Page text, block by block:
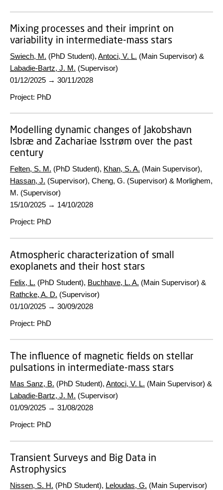
Mixing processes and their imprint on
variability in intermediate-mass stars
Swiech, M. (PhD Student), Antoci, V. L. (Main Supervisor) &
Labadie-Bartz, J. M. (Supervisor)
01/12/2025 → 30/11/2028
Project: PhD
Modelling dynamic changes of Jakobshavn
Isbræ and Zachariae Isstrøm over the past
century
Felten, S. M. (PhD Student), Khan, S. A. (Main Supervisor),
Hassan, J. (Supervisor), Cheng, G. (Supervisor) & Morlighem,
M. (Supervisor)
15/10/2025 → 14/10/2028
Project: PhD
Atmospheric characterization of small
exoplanets and their host stars
Felix, L. (PhD Student), Buchhave, L. A. (Main Supervisor) &
Rathcke, A. D. (Supervisor)
01/10/2025 → 30/09/2028
Project: PhD
The influence of magnetic fields on stellar
pulsations in intermediate-mass stars
Mas Sanz, B. (PhD Student), Antoci, V. L. (Main Supervisor) &
Labadie-Bartz, J. M. (Supervisor)
01/09/2025 → 31/08/2028
Project: PhD
Transient Surveys and Big Data in
Astrophysics
Nissen, S. H. (PhD Student), Leloudas, G. (Main Supervisor)